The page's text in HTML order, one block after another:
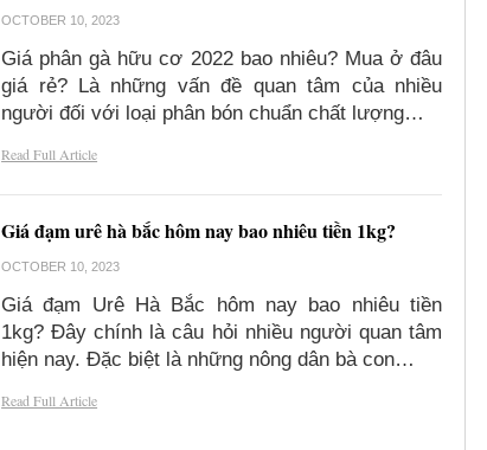
OCTOBER 10, 2023
Giá phân gà hữu cơ 2022 bao nhiêu? Mua ở đâu
giá rẻ? Là những vấn đề quan tâm của nhiều
người đối với loại phân bón chuẩn chất lượng…
Read Full Article
Giá đạm urê hà bắc hôm nay bao nhiêu tiền 1kg?
OCTOBER 10, 2023
Giá đạm Urê Hà Bắc hôm nay bao nhiêu tiền
1kg? Đây chính là câu hỏi nhiều người quan tâm
hiện nay. Đặc biệt là những nông dân bà con…
Read Full Article